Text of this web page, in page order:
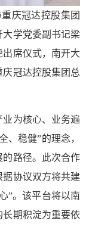
庆冠达控股集团
学党委副书记梁
席仪式，南开大
冠达控股集团总
为核心、业务遍
、稳健”的理念，
路径。此次合作
协议双方将共建
”。该平台将以南
期积淀为重要依